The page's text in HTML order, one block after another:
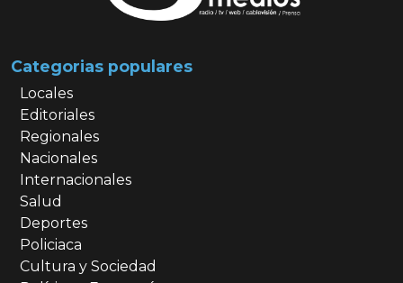
Categorias populares
Locales
Editoriales
Regionales
Nacionales
Internacionales
Salud
Deportes
Policiaca
Cultura y Sociedad